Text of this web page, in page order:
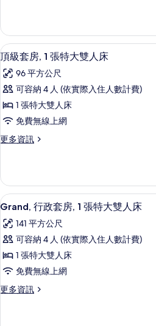
特
大
雙
人
床
(Executive)
的
所
片
套
房,
1
張
特
大
人
床
的
顯
示
頂
級
套
房,
1
特
大
雙
人
床
的
所
有
頂
9
頂級套房, 1 張特大雙人床
96 平方公尺
可容納 4 人 (依實際入住人數計費)
1 張特大雙人床
免費無線上網
更多資訊
更
套
房,
1
特
大
人
床
詳
顯
示
Grand,
行
政
套
房,
7
Grand, 行政套房, 1 張特大雙人床
141 平方公尺
可容納 4 人 (依實際入住人數計費)
1 張特大雙人床
免費無線上網
更多資訊
更